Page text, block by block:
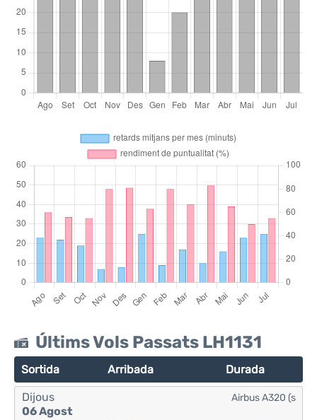
Últims Vols Passats LH1131
Sortida Arribada Durada
Dijous
06 Agost
Airbus A320 (s